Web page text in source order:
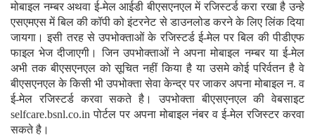
मोबाइल नम्बर अथवा ई-मेल आईडी बीएसएनएल में रजिस्टर्ड करा रखा है उन्हे
एसएमएस में बिल की कॉपी को इंटरनेट से डाउनलोड करने के लिए लिंक दिया
जायगा। इसी तरह से उपभोक्ताओं के रजिस्टर्ड ई-मेल पर बिल की पीडीएफ
फाइल भेज दीजाएगी। जिन उपभोक्ताओं ने अपना मोबाइल नम्बर या ई-मेल
अभी तक बीएसएनएल को सूचित नहीं किया है या उसमे कोई परिर्वतन है वे
बीएसएनएल के किसी भी उपभोक्ता सेवा केन्द्र पर जाकर अपना मोबाइल न. व
ई-मेल रजिस्टर्ड करवा सकते है। उपभोक्ता बीएसएनएल की वेबसाइट
selfcare.bsnl.co.in पोर्टल पर अपना मोबाइल नंबर व ई-मेल रजिस्टर करवा
सकते है।